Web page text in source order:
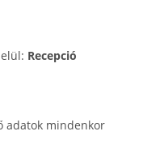
Recepció
adatok mindenkor